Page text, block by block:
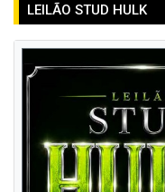
LEILÃO STUD HULK